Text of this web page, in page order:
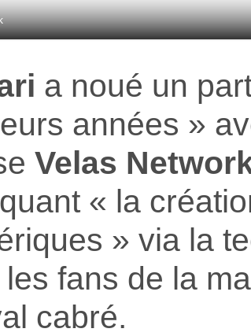
a noué un
années »
Velas
« la
» via la
fans de la
cabré.